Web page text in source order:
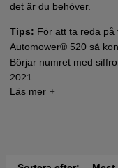
det är du behöver.
Tips: För att ta reda på
Automower® 520 så
Börjar numret med
2021.